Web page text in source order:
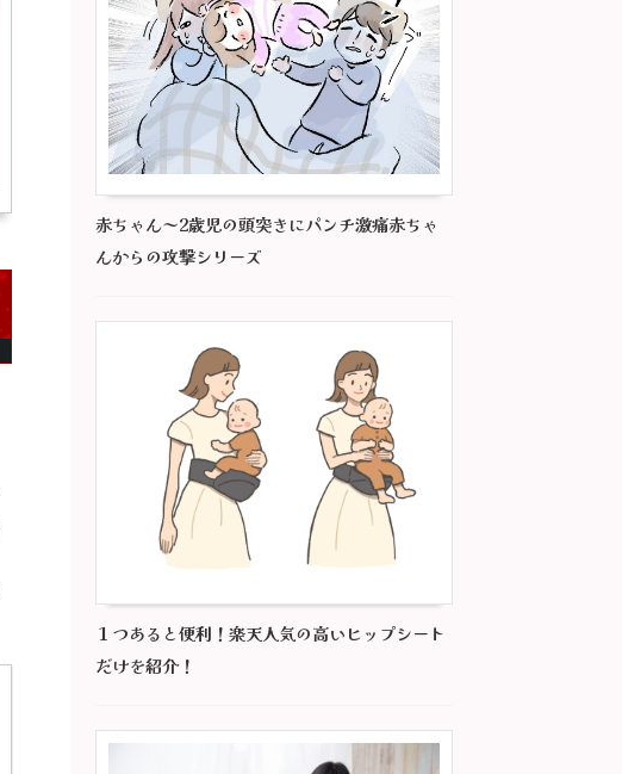
赤ちゃん～2歳児の頭突きにパンチ激痛赤ちゃ
んからの攻撃シリーズ
１つあると便利！楽天人気の高いヒップシート
だけを紹介！